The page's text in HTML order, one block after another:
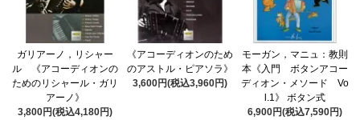
ガリアーノ，リシャー
ル 《アコーディオンの
ためのリシャール・ガリ
アーノ》
3,800円(税込4,180円)
《アコーディオンのため
のアストル・ピアソラ》
3,600円(税込3,960円)
モーガン，マニュ：教則
本《入門 ボタンアコー
ディオン・メソード Vo
l.1》 ボタン式
6,900円(税込7,590円)